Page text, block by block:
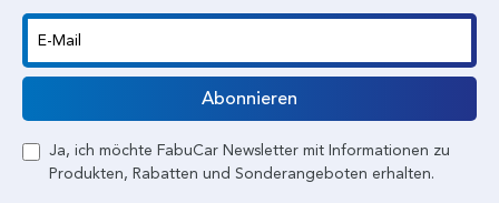
E-Mail
Abonnieren
Ja, ich möchte FabuCar Newsletter mit Informationen zu
Produkten, Rabatten und Sonderangeboten erhalten.